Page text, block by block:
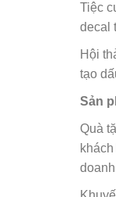
Tiệc
decal
Hội
tạo
Sản
Quà